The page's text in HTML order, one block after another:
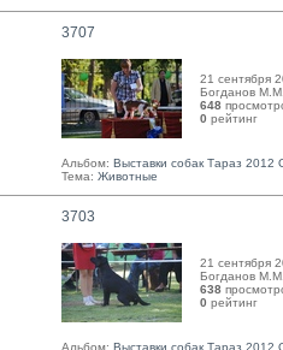
3707
21 сентября
Богданов М.М.
648
0 рейтинг
Альбом: Выставки собак Тараз 2012
Тема: Животные
3703
21 сентября
Богданов М.М.
638
0 рейтинг
Альбом: Выставки собак Тараз 2012